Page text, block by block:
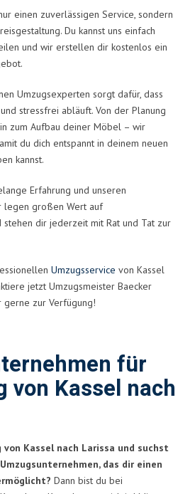
einen zuverlässigen Service, sondern
Du kannst uns einfach
und wir erstellen dir kostenlos ein
Umzugsexperten sorgt dafür, dass
stressfrei abläuft. Von der Planung
zum Aufbau deiner Möbel – wir
du dich entspannt in deinem neuen
kannst.
Erfahrung und unseren
legen großen Wert auf
dir jederzeit mit Rat und Tat zur
Umzugsservice von Kassel
jetzt Umzugsmeister Baecker
gerne zur Verfügung!
für
von Kassel nach
Kassel nach Larissa und suchst
das dir einen
Dann bist du bei